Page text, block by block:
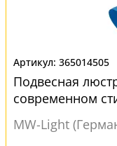
365014505
Подвесная
современном
MW-Light